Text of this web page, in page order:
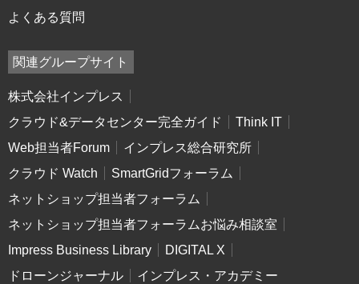
よくある質問
関連グループサイト
株式会社インプレス
クラウド&データセンター完全ガイド
Think IT
Web担当者Forum
インプレス総合研究所
クラウド Watch
SmartGridフォーラム
ネットショップ担当者フォーラム
ネットショップ担当者フォーラムお悩み相談室
Impress Business Library
DIGITAL X
ドローンジャーナル
インプレス・アカデミー